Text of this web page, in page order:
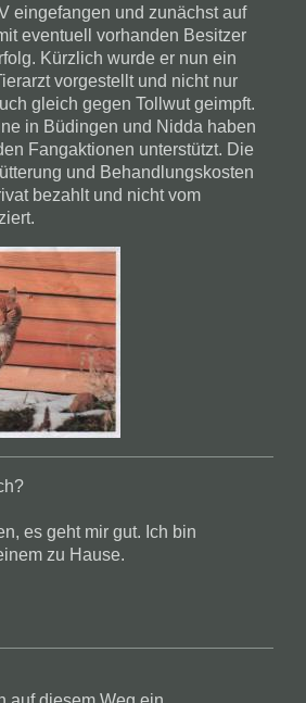
eingefangen und zunächst auf
eventuell vorhanden Besitzer
Kürzlich wurde er nun ein
vorgestellt und nicht nur
gleich gegen Tollwut geimpft.
in Büdingen und Nidda haben
Fangaktionen unterstützt. Die
und Behandlungskosten
bezahlt und nicht vom
es geht mir gut. Ich bin
zu Hause.